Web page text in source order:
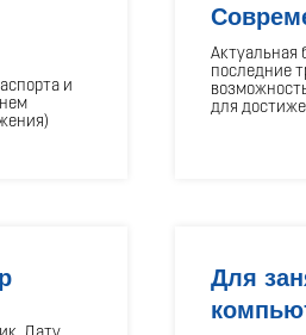
и
Актуальная
последние
для
Для